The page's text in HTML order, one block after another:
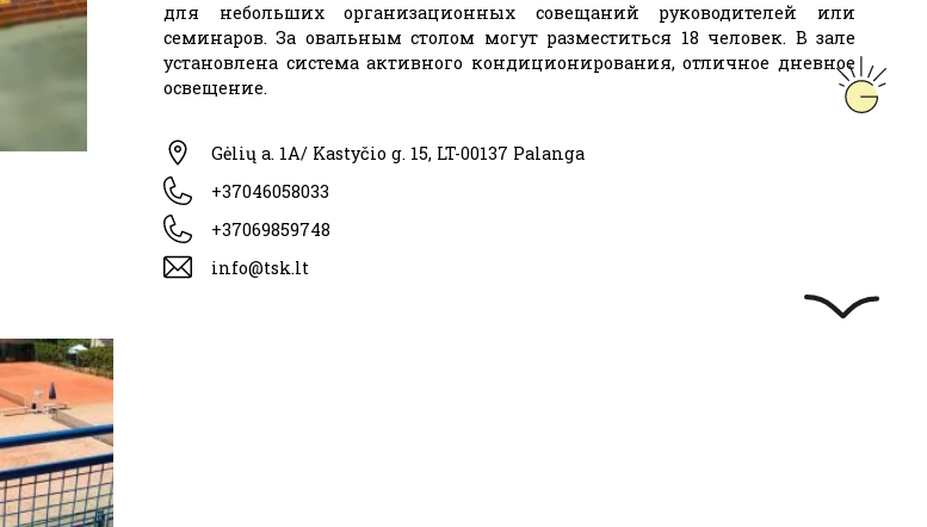
для небольших организационных совещаний руководителей или
семинаров. За овальным столом могут разместиться 18 человек. В зале
установлена система активного кондиционирования, отличное дневное
освещение.
Gėlių a. 1A/ Kastyčio g. 15, LT-00137 Palanga
+37046058033
+37069859748
info@tsk.lt